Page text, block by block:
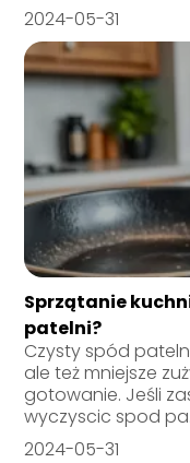
2024-05-31
Sprzątanie
patelni?
Czysty spód
ale też mniejsze
gotowanie. Jeśli
wyczyscic spod
2024-05-31